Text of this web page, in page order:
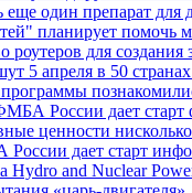
еще один препарат для
планирует
роутеров для
5 апреля в 50
программы
России дает старт
ценности
дает старт
Hydro and Nuclear